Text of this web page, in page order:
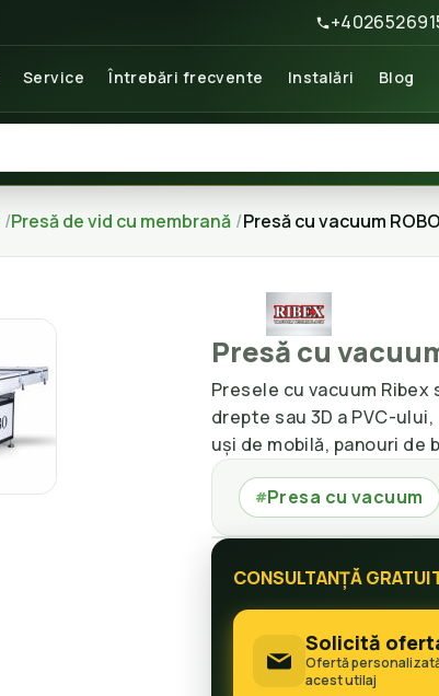
Service Întrebări frecvente Instalări Blog
Presă de vid cu membrană Presă cu vacuum
Presă cu
Presele cu vacuum
drepte sau 3D a PVC-
uși de mobilă, panouri
#Presa cu vacuum
CONSULTANȚĂ
Solicită
Ofertă
acest utilaj